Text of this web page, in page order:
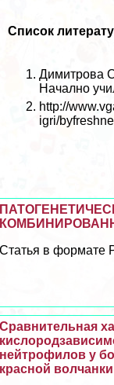
Список
Димитрова
Начално
http://
igri/
Статья в формате
Сравнительная
нейтрофилов у
красной